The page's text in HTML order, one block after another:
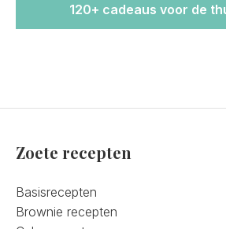
120+ cadeaus voor de
Zoete recepten
Basisrecepten
Brownie recepten